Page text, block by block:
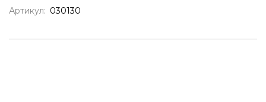
Артикул: 030130